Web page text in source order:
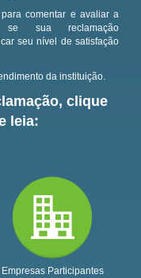
comentar e avaliar a
se sua reclamação
seu nível de satisfação
da instituição.
clique
leia:
Empresas Participantes